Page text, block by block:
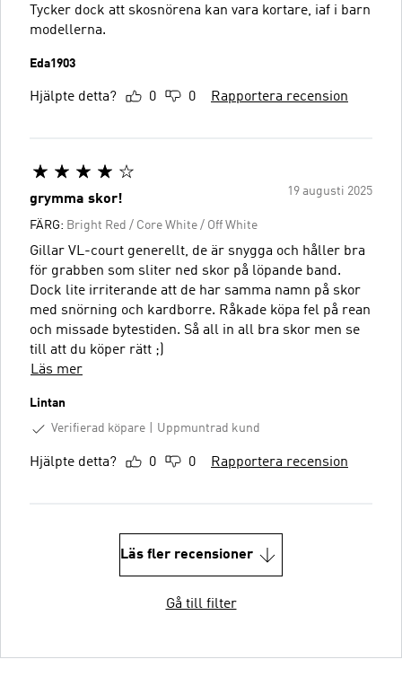
Tycker dock att skosnörena kan vara kortare, iaf i barn
modellerna.
Eda1903
Hjälpte detta? 0 0 Rapportera recension
19 augusti 2025
grymma skor!
FÄRG: Bright Red / Core White / Off White
Gillar VL-court generellt, de är snygga och håller bra
för grabben som sliter ned skor på löpande band.
Dock lite irriterande att de har samma namn på skor
med snörning och kardborre. Råkade köpa fel på rean
och missade bytestiden. Så all in all bra skor men se
till att du köper rätt ;)
Läs mer
Lintan
Verifierad köpare
Uppmuntrad kund
Hjälpte detta? 0 0 Rapportera recension
Läs fler recensioner
Gå till filter